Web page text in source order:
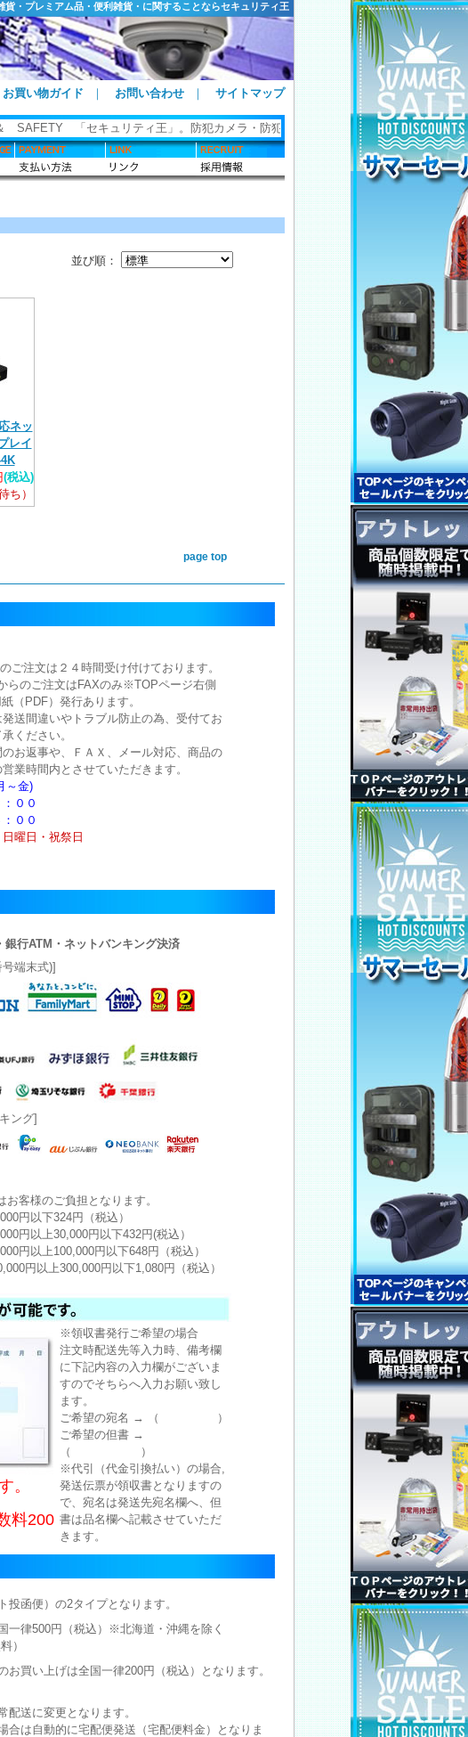
・プレミアム品・便利雑貨・に関することならセキュリティ王
お買い物ガイド ｜ お問い合わせ ｜ サイトマップ
キュリティ王」。防犯カメラ・防犯グッズ・ホームセキュリティ・カギ関連商品・
並び順：
ネッ
レイ
(税込)
ち）
page top
ご注文は２４時間受け付けております。
らのご注文はFAXのみ※TOPページ右側
（PDF）発行あります。
送間違いやトラブル防止の為、受付てお
ください。
お返事や、ＦＡＸ、メール対応、商品の
業時間内とさせていただきます。
～金)
００
００
曜日・祝祭日
銀行ATM・ネットバンキング決済
端末式)]
ング]
お客様のご負担となります。
円以下324円（税込）
円以上30,000円以下432円(税込）
円以上100,000円以下648円（税込）
円以上300,000円以下1,080円（税込）
。
料200
※領収書発行ご希望の場合
注文時配送先等入力時、備考欄
に下記内容の入力欄がございま
すのでそちらへ入力お願い致し
ます。
ご希望の宛名 → （ ）
ご希望の但書 →
（ ）
※代引（代金引換払い）の場合,
発送伝票が領収書となりますの
で、宛名は発送先宛名欄へ、但
書は品名欄へ記載させていただ
きます。
函便）の2タイプとなります。
律500円（税込）※北海道・沖縄を除く
）
買い上げは全国一律200円（税込）となります。
配送に変更となります。
は自動的に宅配便発送（宅配便料金）となりま